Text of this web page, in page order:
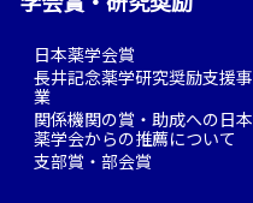
日本薬学会賞
長井記念薬学研究奨励支援事
業
関係機関の賞・助成への日本
薬学会からの推薦について
支部賞・部会賞